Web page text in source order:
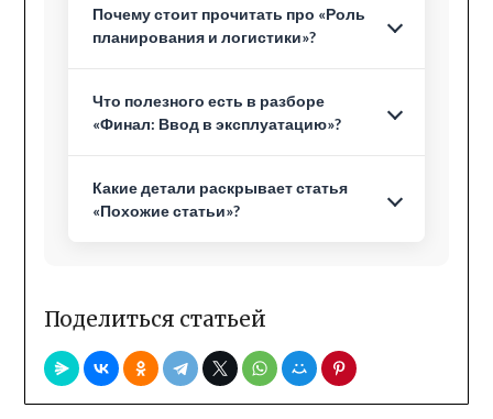
Почему стоит прочитать про «Роль
планирования и логистики»?
Что полезного есть в разборе
«Финал: Ввод в эксплуатацию»?
Какие детали раскрывает статья
«Похожие статьи»?
Поделиться статьей